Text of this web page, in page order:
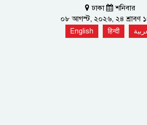
ঢাকা
শনিবার
০৮ আগস্ট, ২০২৬, ২৪ শ্রাবণ
English हिन्दी